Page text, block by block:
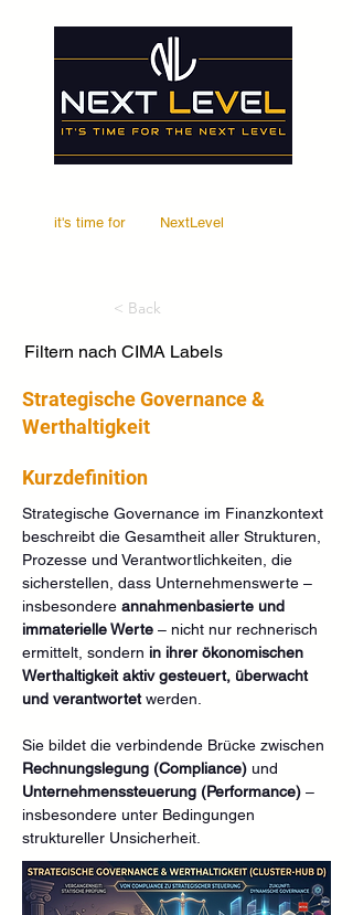
it's time for NextLevel
< Back
Filtern nach CIMA Labels
Strategische Governance &
Werthaltigkeit
Kurzdefinition
Strategische Governance im Finanzkontext
beschreibt die Gesamtheit aller Strukturen,
Prozesse und Verantwortlichkeiten, die
sicherstellen, dass Unternehmenswerte –
insbesondere annahmenbasierte und
immaterielle Werte – nicht nur rechnerisch
ermittelt, sondern in ihrer ökonomischen
Werthaltigkeit aktiv gesteuert, überwacht
und verantwortet werden.
Sie bildet die verbindende Brücke zwischen
Rechnungslegung (Compliance) und
Unternehmenssteuerung (Performance) –
insbesondere unter Bedingungen
struktureller Unsicherheit.